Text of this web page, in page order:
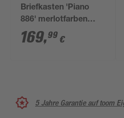
Briefkasten 'Piano
886' merlotfarben
lackiert 38 x 40 x 17,8
cm
169,99 €
5 Jahre Garantie auf toom